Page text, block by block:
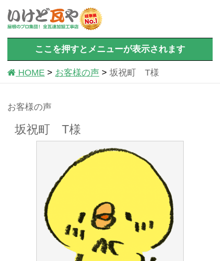
ここを押すとメニューが表示されます
HOME お客様の声 坂祝町 T様
お客様の声
坂祝町 T様